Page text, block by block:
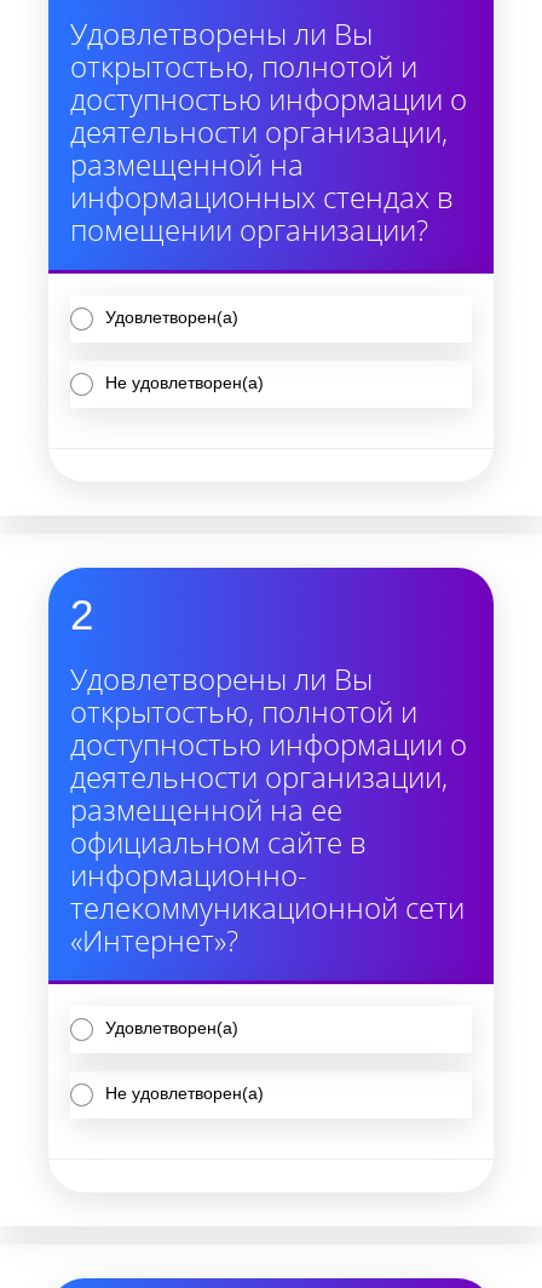
Удовлетворены ли Вы
открытостью, полнотой и
доступностью информации о
деятельности организации,
размещенной на
информационных стендах в
помещении организации?
Удовлетворен(а)
Не удовлетворен(а)
2
Удовлетворены ли Вы
открытостью, полнотой и
доступностью информации о
деятельности организации,
размещенной на ее
официальном сайте в
информационно-
телекоммуникационной сети
«Интернет»?
Удовлетворен(а)
Не удовлетворен(а)